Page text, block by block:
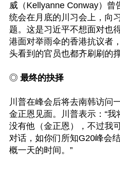
威（Kellyanne Conway）曾
统会在月底的川习会上，向
题。这是习近平不想面对也
港面对举雨伞的香港抗议者
头看到的官员也都齐刷刷的
◎ 最终的抉择
川普在峰会后将去南韩访问
金正恩见面。川普表示：“我
没有他（金正恩），不过我
对话，如你们所知G20峰会
概一天的时间。”